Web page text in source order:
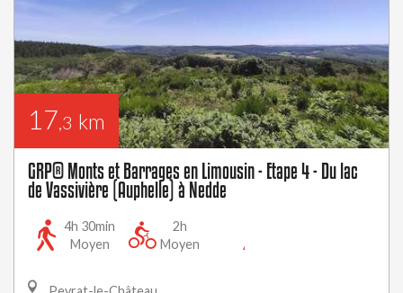
17 ,3 km
GRP® Monts et Barrages en Limousin - Etape 4 - Du lac
de Vassivière (Auphelle) à Nedde
4h 30min
Moyen
2h
Moyen
Aller